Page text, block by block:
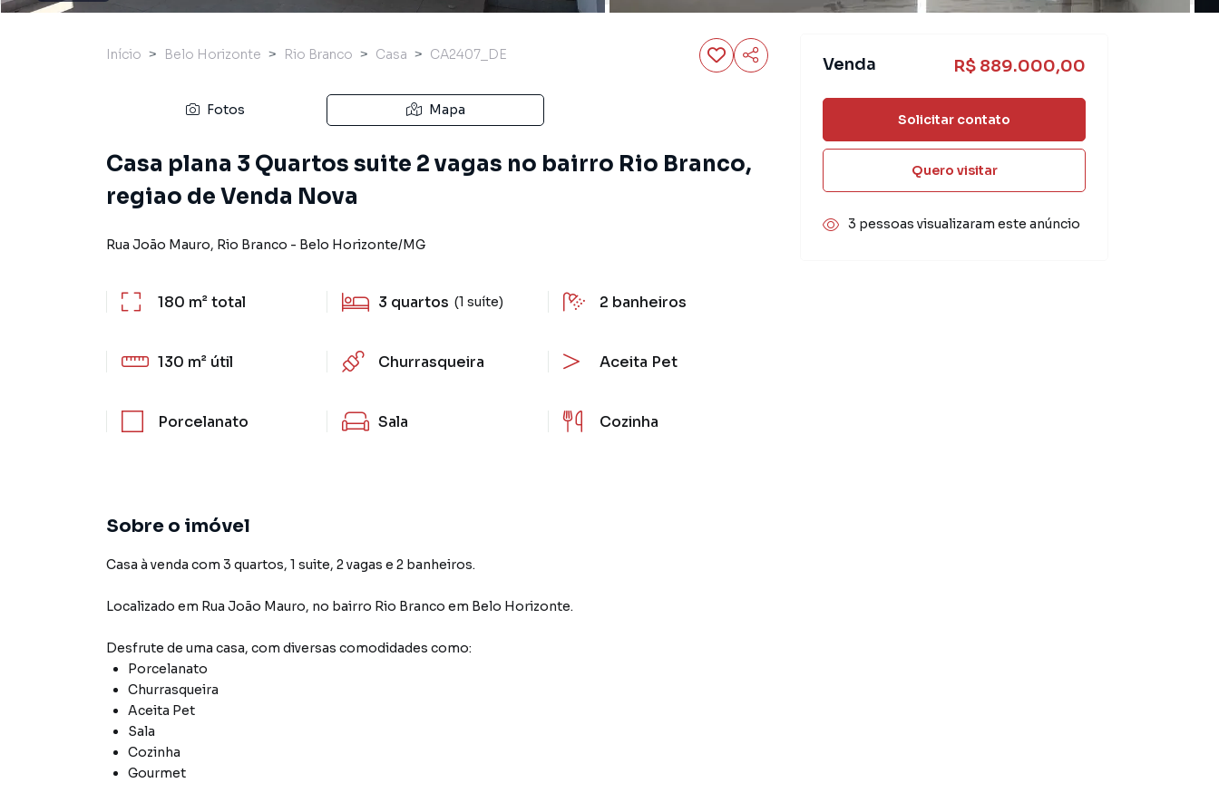
Início Belo Horizonte Rio Branco Casa CA2407_DE
Fotos Mapa
Casa plana 3 Quartos suite 2 vagas no bairro Rio Branco,
regiao de Venda Nova
Rua João Mauro, Rio Branco - Belo Horizonte/MG
180 m²total 3 quartos (1 suíte) 2 banheiros
130 m² útil Churrasqueira Aceita Pet
Porcelanato Sala Cozinha
Sobre o imóvel
Casa à venda com 3 quartos, 1 suite, 2 vagas e 2 banheiros.
Localizado em Rua João Mauro, no bairro Rio Branco em Belo Horizonte.
Desfrute de uma casa, com diversas comodidades como:
Porcelanato
Churrasqueira
Aceita Pet
Sala
Cozinha
Gourmet
Venda R$ 889.000,00
Solicitar contato
Quero visitar
3 pessoas visualizaram este anúncio